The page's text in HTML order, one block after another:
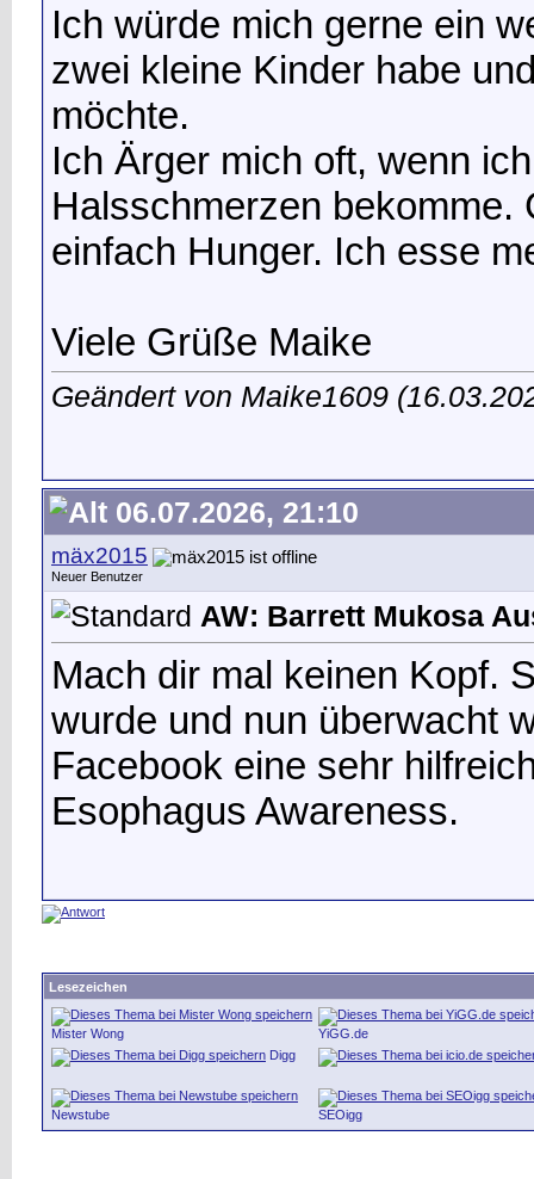
Ich würde mich gerne ein
zwei kleine Kinder habe
möchte.
Ich Ärger mich oft, wenn
Halsschmerzen bekomme.
einfach Hunger. Ich esse
Viele Grüße Maike
Geändert von Maike1609
06.07.2026, 21:10
mäx2015
Neuer Benutzer
AW: Barrett Mukosa
Mach dir mal keinen Kopf.
wurde und nun überwacht
Facebook eine sehr
Esophagus Awareness.
Lesezeichen
Mister Wong
YiGG.de
Digg
Newstube SEOigg